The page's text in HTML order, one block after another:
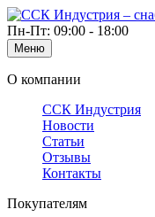
Пн-Пт: 09:00 - 18:00
Меню
О компании
ССК Индустрия
Новости
Статьи
Отзывы
Контакты
Покупателям